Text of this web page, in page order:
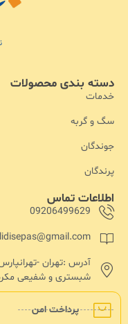
پرداخت امن
اطلاعات تماس
09206499629
شبستری و شفیعی مکرم (بین ۱۳۳
دسته بندی محصولات
خدمات
سگ و گربه
جوندگان
پرندگان